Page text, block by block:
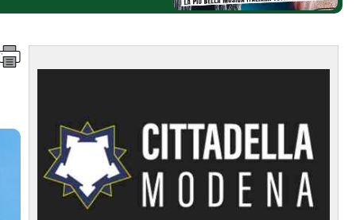
SOSTIENI LA PRESSA
CONOSCI LA PRESSA
COOKIE POLICY
FEED RSS
MAPPA DEL SITO
NORMATIVE
DEONTOLOGICHE